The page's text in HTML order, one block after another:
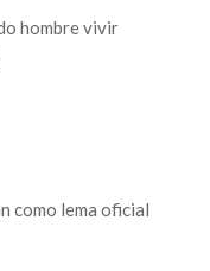
hombre vivir
como lema oficial